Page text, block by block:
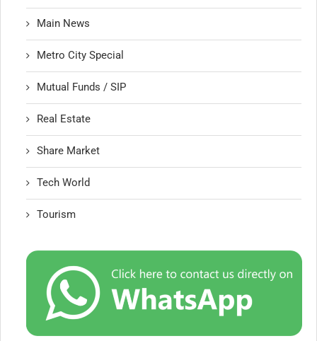
Main News
Metro City Special
Mutual Funds / SIP
Real Estate
Share Market
Tech World
Tourism